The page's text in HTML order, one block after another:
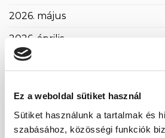
Ez a weboldal sütiket használ
Sütiket használunk a tartalmak és
szabásához, közösségi funkciók
2026. május
2026. április
2026. március
2025. december